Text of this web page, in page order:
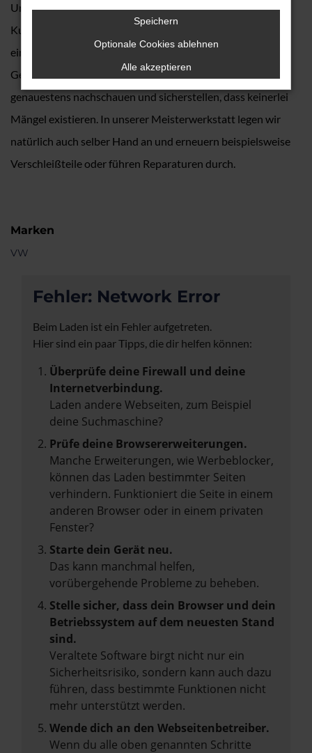
Unternehmen schreibt traditionelle Werte und eine enge
Kundenbindung groß und legt enormen Wert auf
einwandfreie Fahrzeuge. In Bezug auf unsere VW Crafter
Gebrauchtwagen bedeutet dies, dass wir vor dem Verkauf
genauestens nachschauen und sicherstellen, dass keinerlei
Mängel existieren. In unserer Meisterwerkstatt legen wir
natürlich auch selber Hand an und erneuern beispielsweise
Verschleißteile oder führen Reparaturen durch.
Marken
VW
Fehler: Network Error
Beim Laden ist ein Fehler aufgetreten.
Hier sind ein paar Tipps, die dir helfen können:
Überprüfe deine Firewall und deine
Internetverbindung.
Laden andere Webseiten, zum Beispiel
deine Suchmaschine?
Prüfe deine Browsererweiterungen.
Manche Erweiterungen, wie Werbeblocker,
können das Laden bestimmter Seiten
verhindern. Funktioniert die Seite in einem
anderen Browser oder in einem privaten
Fenster?
Starte dein Gerät neu.
Das kann manchmal helfen,
vorübergehende Probleme zu beheben.
Stelle sicher, dass dein Browser und dein
Betriebssystem auf dem neuesten Stand
sind.
Veraltete Software birgt nicht nur ein
Sicherheitsrisiko, sondern kann auch dazu
führen, dass bestimmte Funktionen nicht
mehr unterstützt werden.
Wende dich an den Webseitenbetreiber.
Wenn du alle oben genannten Schritte
Speichern
Optionale Cookies ablehnen
Alle akzeptieren